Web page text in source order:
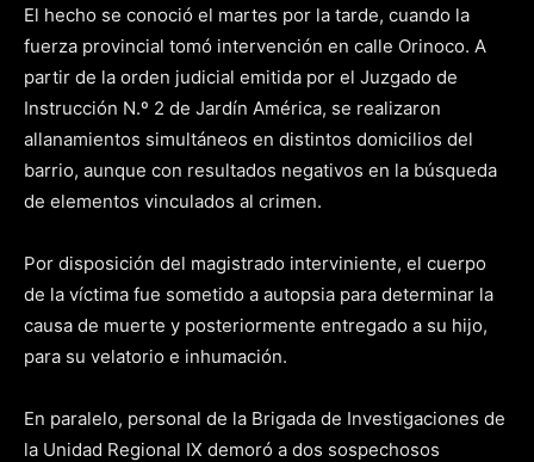
El hecho se conoció el martes por la tarde, cuando la
fuerza provincial tomó intervención en calle Orinoco. A
partir de la orden judicial emitida por el Juzgado de
Instrucción N.º 2 de Jardín América, se realizaron
allanamientos simultáneos en distintos domicilios del
barrio, aunque con resultados negativos en la búsqueda
de elementos vinculados al crimen.
Por disposición del magistrado interviniente, el cuerpo
de la víctima fue sometido a autopsia para determinar la
causa de muerte y posteriormente entregado a su hijo,
para su velatorio e inhumación.
En paralelo, personal de la Brigada de Investigaciones de
la Unidad Regional IX demoró a dos sospechosos